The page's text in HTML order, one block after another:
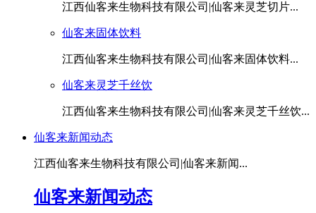
江西仙客来生物科技有限公司|仙客来灵芝切片...
仙客来固体饮料
江西仙客来生物科技有限公司|仙客来固体饮料...
仙客来灵芝千丝饮
江西仙客来生物科技有限公司|仙客来灵芝千丝饮...
仙客来新闻动态
江西仙客来生物科技有限公司|仙客来新闻...
仙客来新闻动态